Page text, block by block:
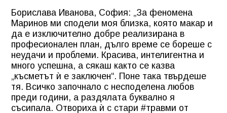
Борислава Иванова, София: „За феномена
Маринов ми сподели моя близка, която макар и
да е изключително добре реализирана в
професионален план, дълго време се бореше с
неудачи и проблеми. Красива, интелигентна и
много успешна, а сякаш както се казва
„късметът ѝ е заключен“. Поне така твърдеше
тя. Всичко започнало с несподелена любов
преди години, а раздялата буквално я
съсипала. Отвориха ѝ с стари #травми от